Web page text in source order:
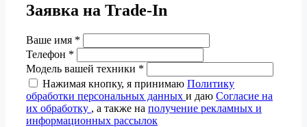
Заявка на Trade-In
Ваше имя *
Телефон *
Модель вашей техники *
Нажимая кнопку, я принимаю Политику
обработки персональных данных и даю Согласие на
их обработку , а также на получение рекламных и
информационных рассылок